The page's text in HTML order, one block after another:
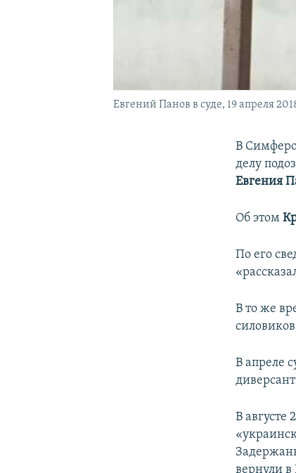
Евгений Панов в суде, 19 апреля
В
делу
Евгения
Об этом
По его
В то же
В апреле
В августе
вернули